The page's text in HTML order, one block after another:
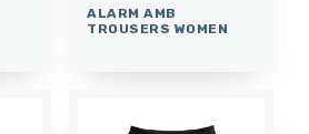
ALARM AMB
TROUSERS WOMEN